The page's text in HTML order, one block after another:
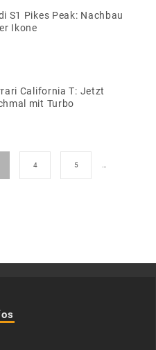
S1 Pikes Peak: Nachbau
Ikone
California T: Jetzt
mit Turbo
4 5